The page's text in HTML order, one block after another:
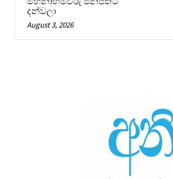
දන්වලා
August 3, 2026